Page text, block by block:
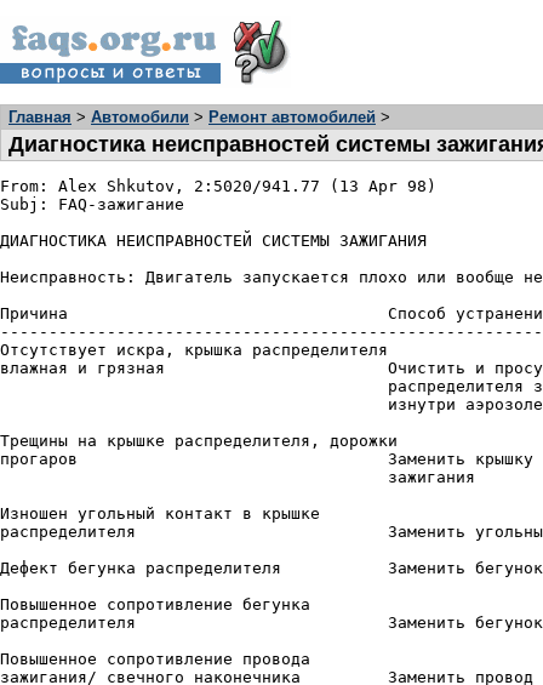
Главная > Автомобили > Ремонт автомобилей >
Диагностика неисправностей системы
From: Alex Shkutov, 2:5020/941.77 (13 Apr 98)
Subj: FAQ-зажигание
ДИАГНОСТИКА НЕИСПРАВНОСТЕЙ СИСТЕМЫ ЗАЖИГАНИЯ
Неисправность: Двигатель запускается плохо или вообще
Причина                                 Способ
Отсутствует искра, крышка распределителя
влажная и грязная                       Очистить и
распределителя
изнутри
Трещины на крышке распределителя, дорожки
прогаров                                Заменить крышку
                                        зажигания
Изношен угольный контакт в крышке
распределителя                          Заменить угольный
Дефект бегунка распределителя           Заменить бегунок
Повышенное сопротивление бегунка
распределителя                          Заменить бегунок
Повышенное сопротивление провода
зажигания/ свечного наконечника         Заменить провод